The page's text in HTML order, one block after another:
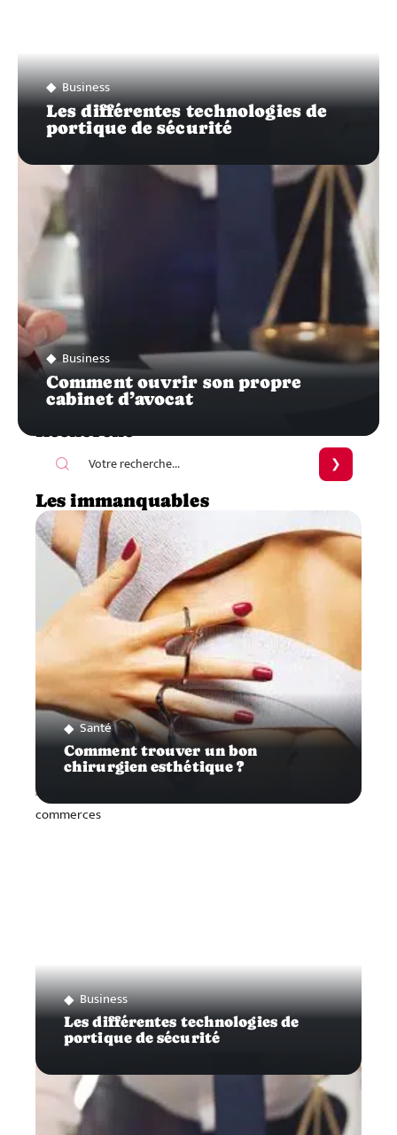
Business
Les différentes technologies de
portique de sécurité
Business
Comment ouvrir son propre
cabinet d’avocat
Recherche
Les immanquables
Santé
Comment trouver un bon
chirurgien esthétique ?
Business
Les différentes technologies de
portique de sécurité